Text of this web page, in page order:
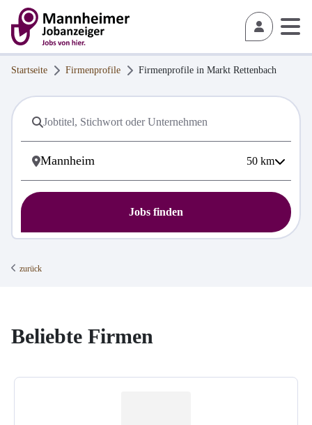
Startseite Firmenprofile Firmenprofile in Markt Rettenbach
50 km
Jobs finden
zurück
Beliebte Firmen